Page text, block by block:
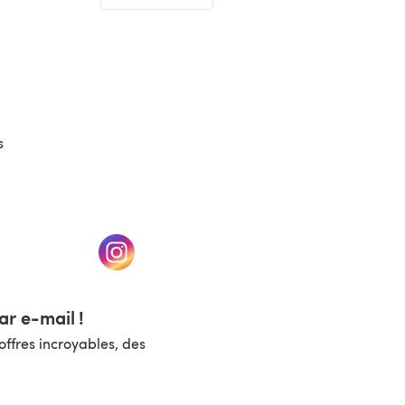
nouvel onglet) (s'ouvre dans un nouvel onglet)
e-mail !
incroyables, des